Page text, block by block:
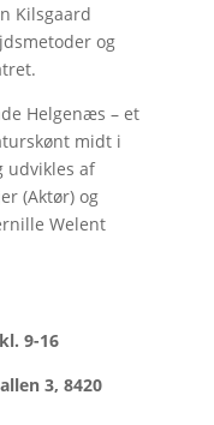
Kilsgaard
og
Helgenæs – et
midt i
udvikles af
(Aktør) og
Welent
9-16
3, 8420